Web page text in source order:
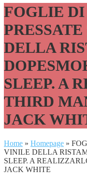
FOGLIE
DELLA
SLEEP. A
THIRD
JACK
Home » Homepage »
VINILE DELLA
SLEEP. A
JACK WHITE